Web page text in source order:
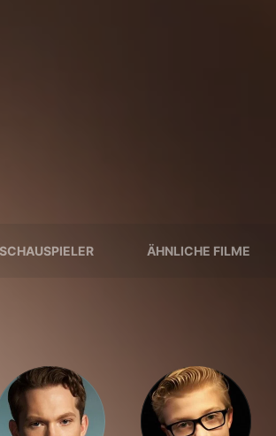
SCHAUSPIELER ÄHNLICHE FILME